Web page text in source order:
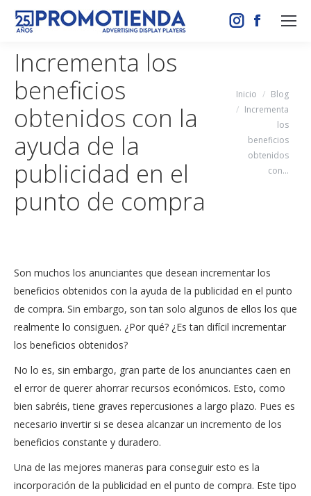
Instagram
new
Facebook
new
window
Incrementa los
beneficios
obtenidos con la
ayuda de la
publicidad en el
punto de compra
Estás aquí:
Inicio
Blog
Incrementa
los
beneficios
obtenidos
con…
Son muchos los anunciantes que desean incrementar los
beneficios obtenidos con la ayuda de la publicidad en el punto
de compra. Sin embargo, son tan solo algunos de ellos los que
realmente lo consiguen. ¿Por qué? ¿Es tan difícil incrementar
los beneficios obtenidos?
No lo es, sin embargo, gran parte de los anunciantes caen en
el error de querer ahorrar recursos económicos. Esto, como
bien sabréis, tiene graves repercusiones a largo plazo. Pues es
necesario invertir si se desea alcanzar un incremento de los
beneficios constante y duradero.
Una de las mejores maneras para conseguir esto es la
incorporación de la publicidad en el punto de compra. Este tipo